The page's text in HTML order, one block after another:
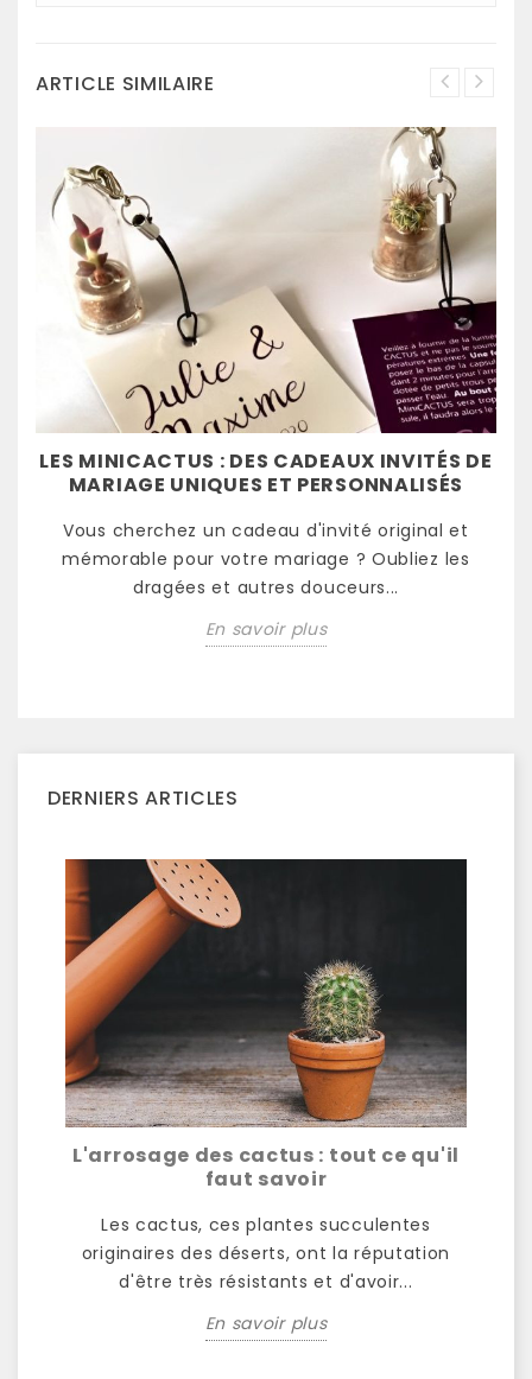
ARTICLE SIMILAIRE
LES MINICACTUS : DES CADEAUX INVITÉS DE
MARIAGE UNIQUES ET PERSONNALISÉS
Vous cherchez un cadeau d'invité original et
mémorable pour votre mariage ? Oubliez les
dragées et autres douceurs...
En savoir plus
DERNIERS ARTICLES
L'arrosage des cactus : tout ce qu'il
faut savoir
Les cactus, ces plantes succulentes
originaires des déserts, ont la réputation
d'être très résistants et d'avoir...
En savoir plus